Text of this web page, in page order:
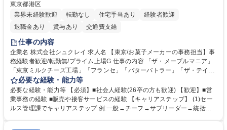
東京都港区
業界未経験歓迎
転勤なし 住宅手当あり
経験者歓迎
退職金あり
賞与あり 交通費支給
仕事の内容
企業名 株式会社シュクレイ 求人名 【東京/お菓子メーカーの事務担当】事
務経験者歓迎/転勤無/プライム上場G 仕事の内容 「ザ・メープルマニア」
「東京ミルクチーズ工場」「フランセ」「バターバトラー」「ザ・テイラ
ー」「DROOLY」等のブランドを多数展開する当社にて、オリジナル菓子
ブランド商品の事務業務をお任せいたします。 【具体的な業務内容】 ■店
舗からの発注受付/PC入力業務 ■受電対応(社内/社外) ■商品のマスター登
録 ■日々の売上抽出・報告 ■提携企業への書類送付業務 ■契約書管理業務
必要な経験・能力等
必要な経験・能力等 【必須】■社会人経験(26卒の方も歓迎) 【歓迎】■営
業事務の経験 ■販売や接客サービスの経験 【キャリアステップ】 (1)セー
ルス管理課でキャリアステップ 例:一般→チーフ→サブリーダー→統括リ